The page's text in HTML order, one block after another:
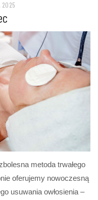
2025
metoda trwałego
oferujemy nowoczesną
usuwania owłosienia –